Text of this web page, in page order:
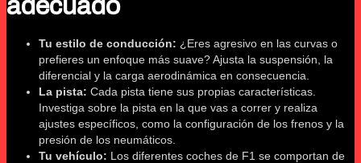
adecuado
Tu estilo de conducción: ¿Eres agresivo en las curvas o
prefieres un enfoque más suave? Ajusta la suspensión, la
diferencial y la carga aerodinámica en consecuencia.
La pista: Cada pista tiene sus propias características.
Investiga sobre la pista en la que vas a correr y realiza
ajustes específicos, como la configuración de los frenos y la
presión de los neumáticos.
Tu vehículo: Los diferentes coches de F1 se comportan de